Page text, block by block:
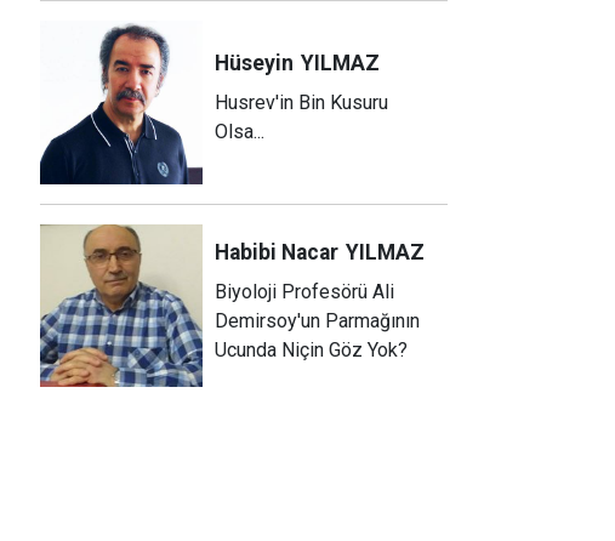
Hüseyin YILMAZ
Husrev'in Bin Kusuru
Olsa...
Habibi Nacar YILMAZ
Biyoloji Profesörü Ali
Demirsoy'un Parmağının
Ucunda Niçin Göz Yok?